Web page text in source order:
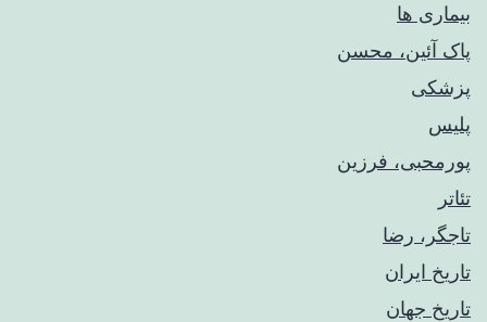
بیماری ها
پاک آئین، محسن
پزشکی
پلیس
پورمحبی، فرزین
تئاتر
تاجگر، رضا
تاریخ ایران
تاریخ جهان